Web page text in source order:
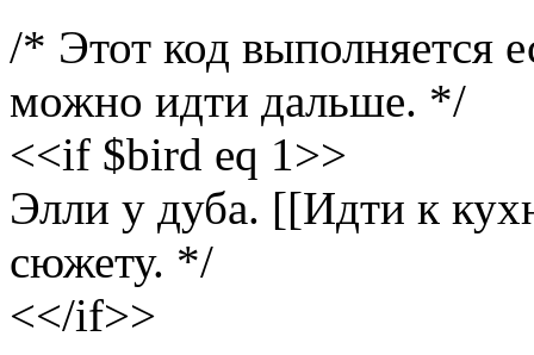
/* Этот код выполняется
можно идти дальше. */
<<if $bird eq 1>>
Элли у дуба. [[Идти к
сюжету. */
<</if>>